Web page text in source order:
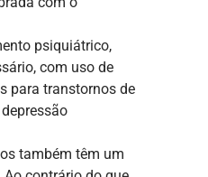
psiquiátrico,
com uso de
para transtornos de
também têm um